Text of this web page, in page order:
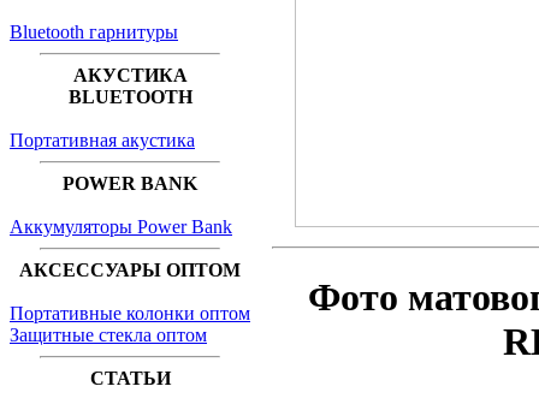
Bluetooth гарнитуры
АКУСТИКА
BLUETOOTH
Портативная акустика
POWER BANK
Аккумуляторы Power Bank
АКСЕССУАРЫ ОПТОМ
Портативные колонки оптом
Защитные стекла оптом
СТАТЬИ
Фото